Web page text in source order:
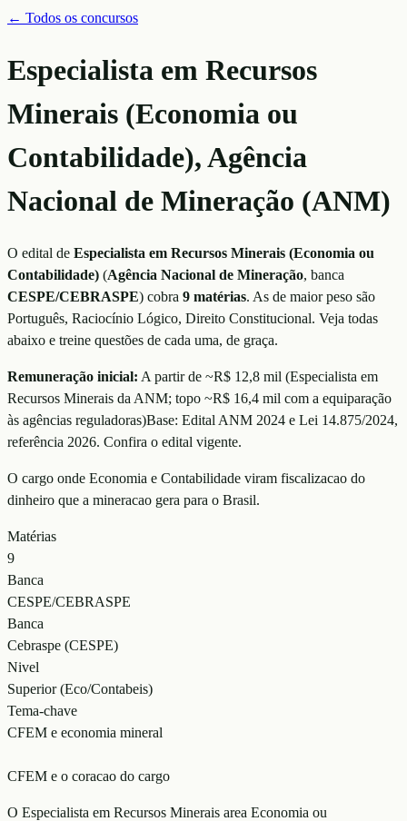
← Todos os concursos
Especialista em Recursos
Minerais (Economia ou
Contabilidade), Agência
Nacional de Mineração (ANM)
O edital de Especialista em Recursos Minerais (Economia ou
Contabilidade) (Agência Nacional de Mineração, banca
CESPE/CEBRASPE) cobra 9 matérias. As de maior peso são
Português, Raciocínio Lógico, Direito Constitucional. Veja todas
abaixo e treine questões de cada uma, de graça.
Remuneração inicial: A partir de ~R$ 12,8 mil (Especialista em
Recursos Minerais da ANM; topo ~R$ 16,4 mil com a equiparação
às agências reguladoras)Base: Edital ANM 2024 e Lei 14.875/2024,
referência 2026. Confira o edital vigente.
O cargo onde Economia e Contabilidade viram fiscalizacao do
dinheiro que a mineracao gera para o Brasil.
Matérias
9
Banca
CESPE/CEBRASPE
Banca
Cebraspe (CESPE)
Nivel
Superior (Eco/Contabeis)
Tema-chave
CFEM e economia mineral
CFEM e o coracao do cargo
O Especialista em Recursos Minerais area Economia ou